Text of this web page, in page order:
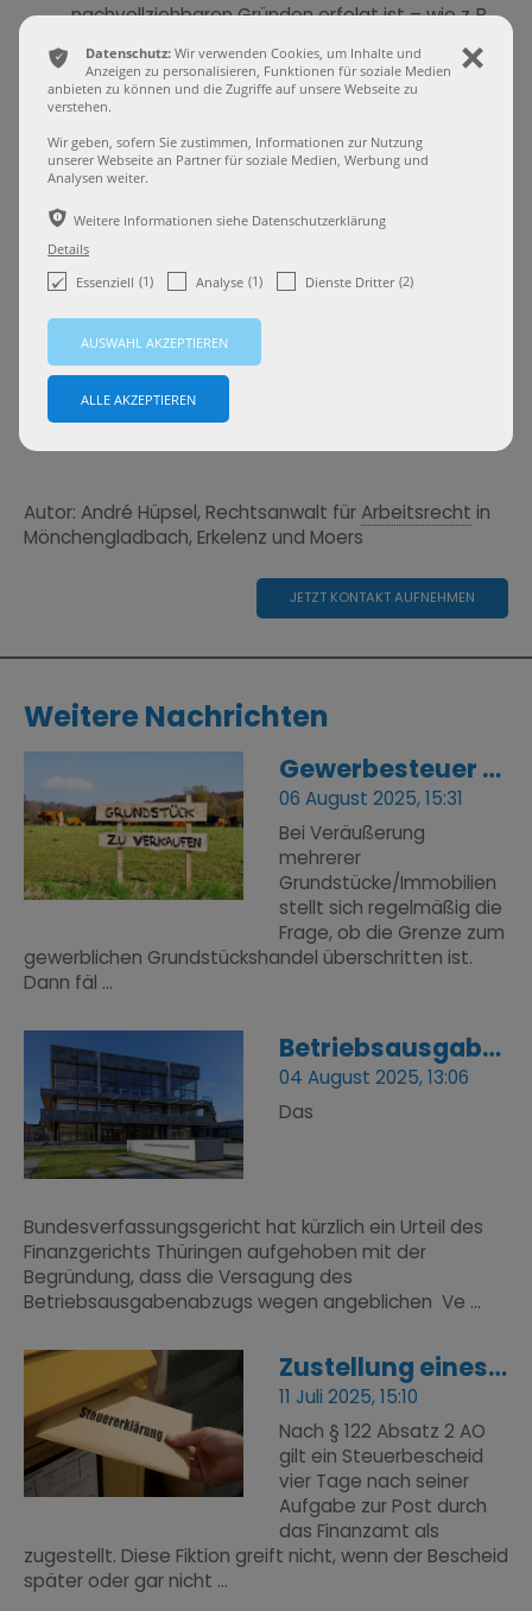
nachvollziehbaren Gründen erfolgt ist – wie z. B.
Was bedeutet das für Arbeitnehmer?
Wer noch keine sechs Monate im Betrieb ist,
genießt keinen Sonderkündigungsschutz nach §
15 Abs. 3b KSchG – auch dann nicht, wenn die
Betriebsratsgründung nachweislich vorbereitet
wurde.
Schutz besteht erst, wenn das
Kündigungsschutzgesetz anwendbar ist – also
nach Ablauf der Wartezeit.
Wichtig: Wer sich auf § 15 Abs. 3b KSchG berufen will,
sollte das unverzüglich tun – idealerweise innerhalb
von drei Wochen nach der Kündigung.
Autor: André Hüpsel, Rechtsanwalt fürArbeitsrecht in
Mönchengladbach, Erkelenz und Moers
JETZT KONTAKT AUFNEHMEN
Weitere Nachrichten
Gewerbesteuer beim Grundstückshandel
06 August 2025, 15:31
Bei Veräußerung
mehrerer
Grundstücke/Immobilien
stellt sich regelmäßig die
Frage, ob die Grenze zum
gewerblichen Grundstückshandel überschritten ist.
Dann fäl ...
Betriebsausgaben trotz fehlender schriftlicher Vereinbarung
04 August 2025, 13:06
Das
Bundesverfassungsgericht hat kürzlich ein Urteil des
Finanzgerichts Thüringen aufgehoben mit der
Begründung, dass die Versagung des
Betriebsausgabenabzugs wegen angeblichen Ve ...
Zustellung eines Steuerbescheides auch ohne Zustellung
11 Juli 2025, 15:10
Nach § 122 Absatz 2 AO
gilt ein Steuerbescheid
vier Tage nach seiner
Aufgabe zur Post durch
das Finanzamt als
zugestellt. Diese Fiktion greift nicht, wenn der Bescheid
später oder gar nicht ...
ı
ͳ Datenschutz: Wir verwenden Cookies, um Inhalte und
Anzeigen zu personalisieren, Funktionen für soziale Medien
anbieten zu können und die Zugriffe auf unsere Webseite zu
verstehen.
Wir geben, sofern Sie zustimmen, Informationen zur Nutzung
unserer Webseite an Partner für soziale Medien, Werbung und
Analysen weiter.
ѣ Weitere Informationen siehe Datenschutzerklärung
Details
Essenziell (1) Analyse (1) Dienste Dritter (2)